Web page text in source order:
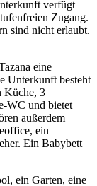
verfügt
Zugang.
sind nicht erlaubt.
eine
Unterkunft besteht
Küche, 3
WC und bietet
außerdem
ein
Ein Babybett
ein Garten, eine